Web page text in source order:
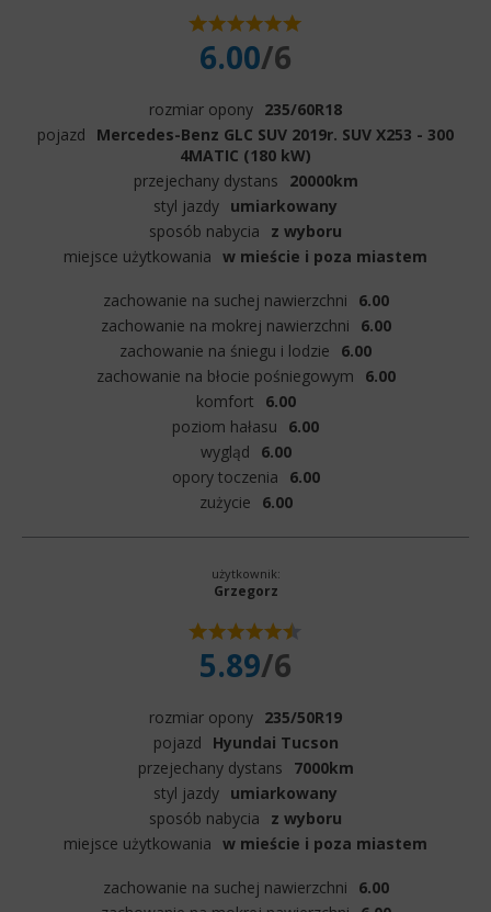
6.00/6
rozmiar opony 235/60R18
pojazd
Mercedes-Benz GLC SUV 2019r. SUV X253 - 300
4MATIC (180 kW)
przejechany dystans
20000km
styl jazdy umiarkowany
sposób nabycia
z wyboru
miejsce użytkowania w mieście i poza miastem
zachowanie na suchej nawierzchni
6.00
zachowanie na mokrej nawierzchni
6.00
zachowanie na śniegu i lodzie
6.00
zachowanie na błocie pośniegowym
6.00
komfort
6.00
poziom hałasu
6.00
wygląd
6.00
opory toczenia
6.00
zużycie
6.00
użytkownik:
Grzegorz
5.89/6
rozmiar opony 235/50R19
pojazd
Hyundai Tucson
przejechany dystans
7000km
styl jazdy umiarkowany
sposób nabycia
z wyboru
miejsce użytkowania w mieście i poza miastem
zachowanie na suchej nawierzchni
6.00